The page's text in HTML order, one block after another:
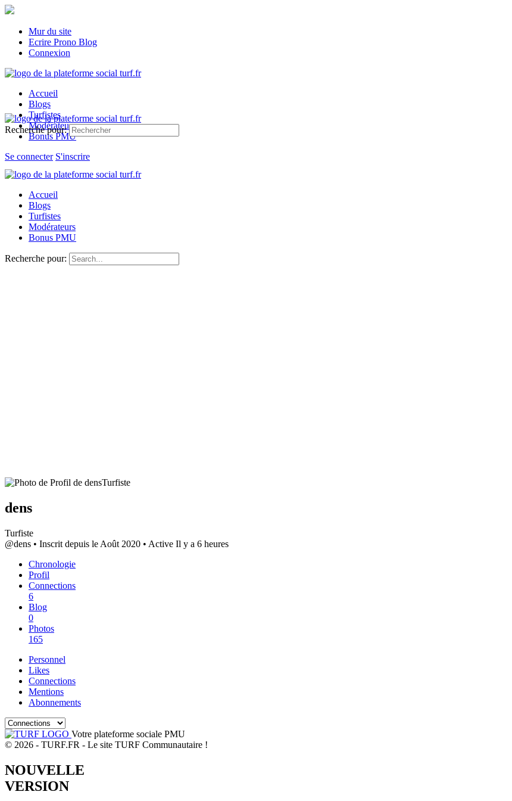
Mur du site
Ecrire Prono Blog
Connexion
Accueil
Blogs
Turfistes
Modérateurs
Bonus PMU
Se connecter S'inscrire
Recherche pour:
Accueil
Blogs
Turfistes
Modérateurs
Bonus PMU
Recherche pour:
Turfiste
dens
Turfiste
@dens • Inscrit depuis le Août 2020 • Active Il y a 6 heures
Chronologie
Profil
Connections
6
Blog
0
Photos
165
Personnel
Likes
Connections
Mentions
Abonnements
Votre plateforme sociale PMU
© 2026 - TURF.FR - Le site TURF Communautaire !
NOUVELLE
VERSION